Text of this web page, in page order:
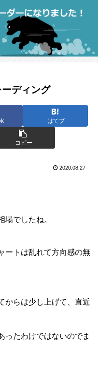
ディング
はてブ
コピー
2020.08.27
場でしたね。
ートは乱れて方向感の無
からは少し上げて、直近
ったわけではないのでま